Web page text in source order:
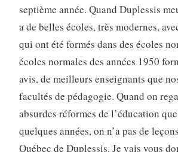
septième année. Quand Duplessis
a de belles écoles, très modernes,
qui ont été formés dans des écoles
écoles normales des années 1950
avis, de meilleurs enseignants que
facultés de pédagogie. Quand on
absurdes réformes de l’éducation
quelques années, on n’a pas de
Québec de Duplessis. Je vais vous